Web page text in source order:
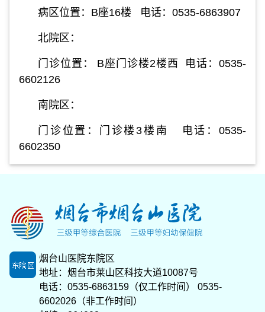
病区位置：B座16楼 电话：0535-6863907
北院区：
门诊位置： B座门诊楼2楼西 电话：0535-
6602126
南院区：
门诊位置：门诊楼3楼南 电话：0535-
6602350
烟台山医院东院区
地址：烟台市莱山区科技大道10087号
电话：0535-6863159（仅工作时间） 0535-
6602026（非工作时间）